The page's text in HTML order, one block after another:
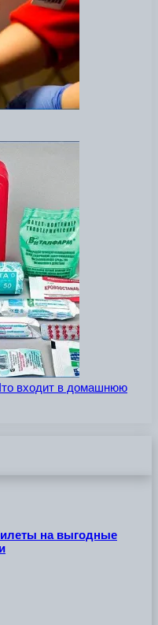
входит в домашнюю
на выгодные